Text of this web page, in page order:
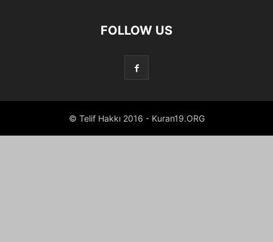
FOLLOW US
© Telif Hakkı 2016 - Kuran19.ORG